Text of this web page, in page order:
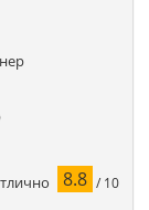
8.8 / 10